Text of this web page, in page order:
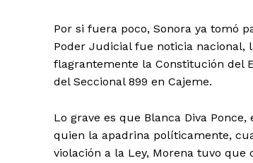
Por si fuera poco, Sonora ya tomó
Poder Judicial fue noticia nacional,
flagrantemente la Constitución del
del Seccional 899 en Cajeme.
Lo grave es que Blanca Diva
quien la apadrina políticamente,
violación a la Ley, Morena tuvo